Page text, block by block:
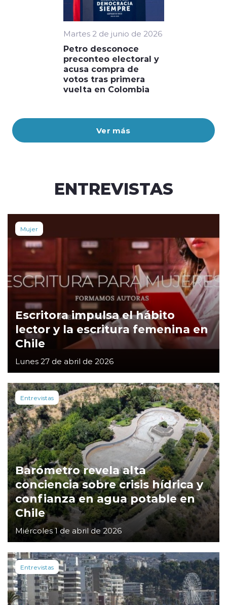
Ver más
Martes 2 de junio de 2026
Petro desconoce
preconteo electoral y
acusa compra de
votos tras primera
vuelta en Colombia
ENTREVISTAS
Mujer
Escritora impulsa el hábito
lector y la escritura femenina en
Chile
Lunes 27 de abril de 2026
Entrevistas
Barómetro revela alta
conciencia sobre crisis hídrica y
confianza en agua potable en
Chile
Miércoles 1 de abril de 2026
Entrevistas